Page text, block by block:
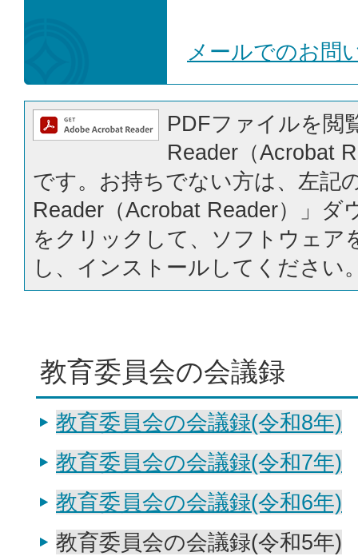
メールでのお問
PDFファイルを閲
Reader（Acrobat
です。お持ちでない方は、左記
Reader（Acrobat Reader）」ダ
をクリックして、ソフトウェア
し、インストールしてください
教育委員会の会議録
教育委員会の会議録(令和8年)
教育委員会の会議録(令和7年)
教育委員会の会議録(令和6年)
教育委員会の会議録(令和5年)